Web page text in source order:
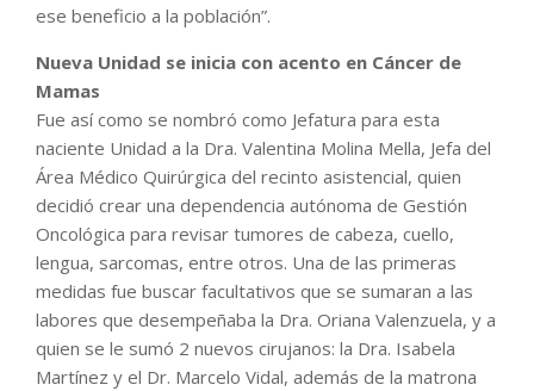
ese beneficio a la población”.
Nueva Unidad se inicia con acento en Cáncer de
Mamas
Fue así como se nombró como Jefatura para esta
naciente Unidad a la Dra. Valentina Molina Mella, Jefa del
Área Médico Quirúrgica del recinto asistencial, quien
decidió crear una dependencia autónoma de Gestión
Oncológica para revisar tumores de cabeza, cuello,
lengua, sarcomas, entre otros. Una de las primeras
medidas fue buscar facultativos que se sumaran a las
labores que desempeñaba la Dra. Oriana Valenzuela, y a
quien se le sumó 2 nuevos cirujanos: la Dra. Isabela
Martínez y el Dr. Marcelo Vidal, además de la matrona